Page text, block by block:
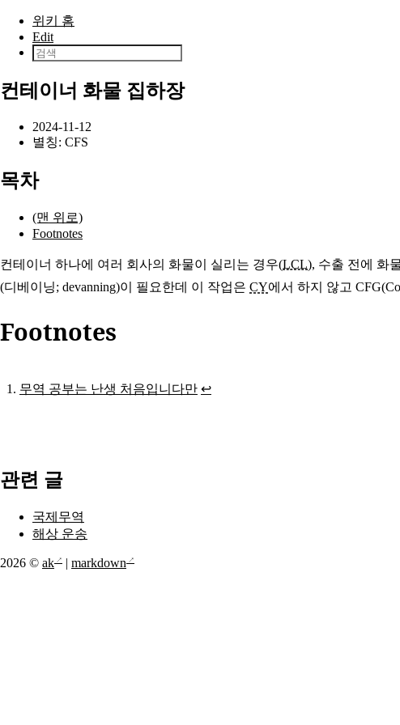
본문으로 건너뛰기
위키 홈
Edit
컨테이너 화물 집하장
2024-11-12
별칭: CFS
목차
(맨 위로)
Footnotes
컨테이너 하나에 여러 회사의 화물이 실리는 경우(LCL), 수출 전에 화
(디베이닝; devanning)이 필요한데 이 작업은 CY에서 하지 않고
Footnotes
무역 공부는 난생 처음입니다만 ↩
관련 글
국제무역
해상 운송
2026 © ak | markdown